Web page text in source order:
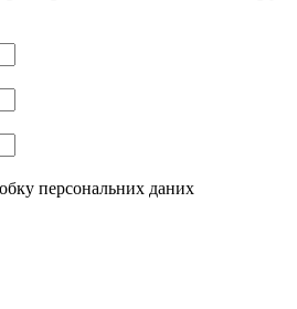
персональних даних